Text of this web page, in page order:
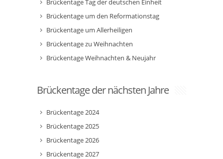
Brückentage Tag der deutschen Einheit
Brückentage um den Reformationstag
Brückentage um Allerheiligen
Brückentage zu Weihnachten
Brückentage Weihnachten & Neujahr
Brückentage der nächsten Jahre
Brückentage 2024
Brückentage 2025
Brückentage 2026
Brückentage 2027